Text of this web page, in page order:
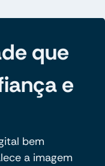
que
e
bem
a imagem